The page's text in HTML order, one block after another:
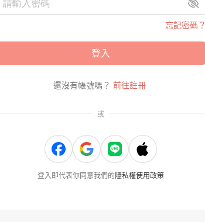
忘記密碼？
登入
還沒有帳號嗎？ 前往註冊
或
登入即代表你同意我們的 隱私權使用政策